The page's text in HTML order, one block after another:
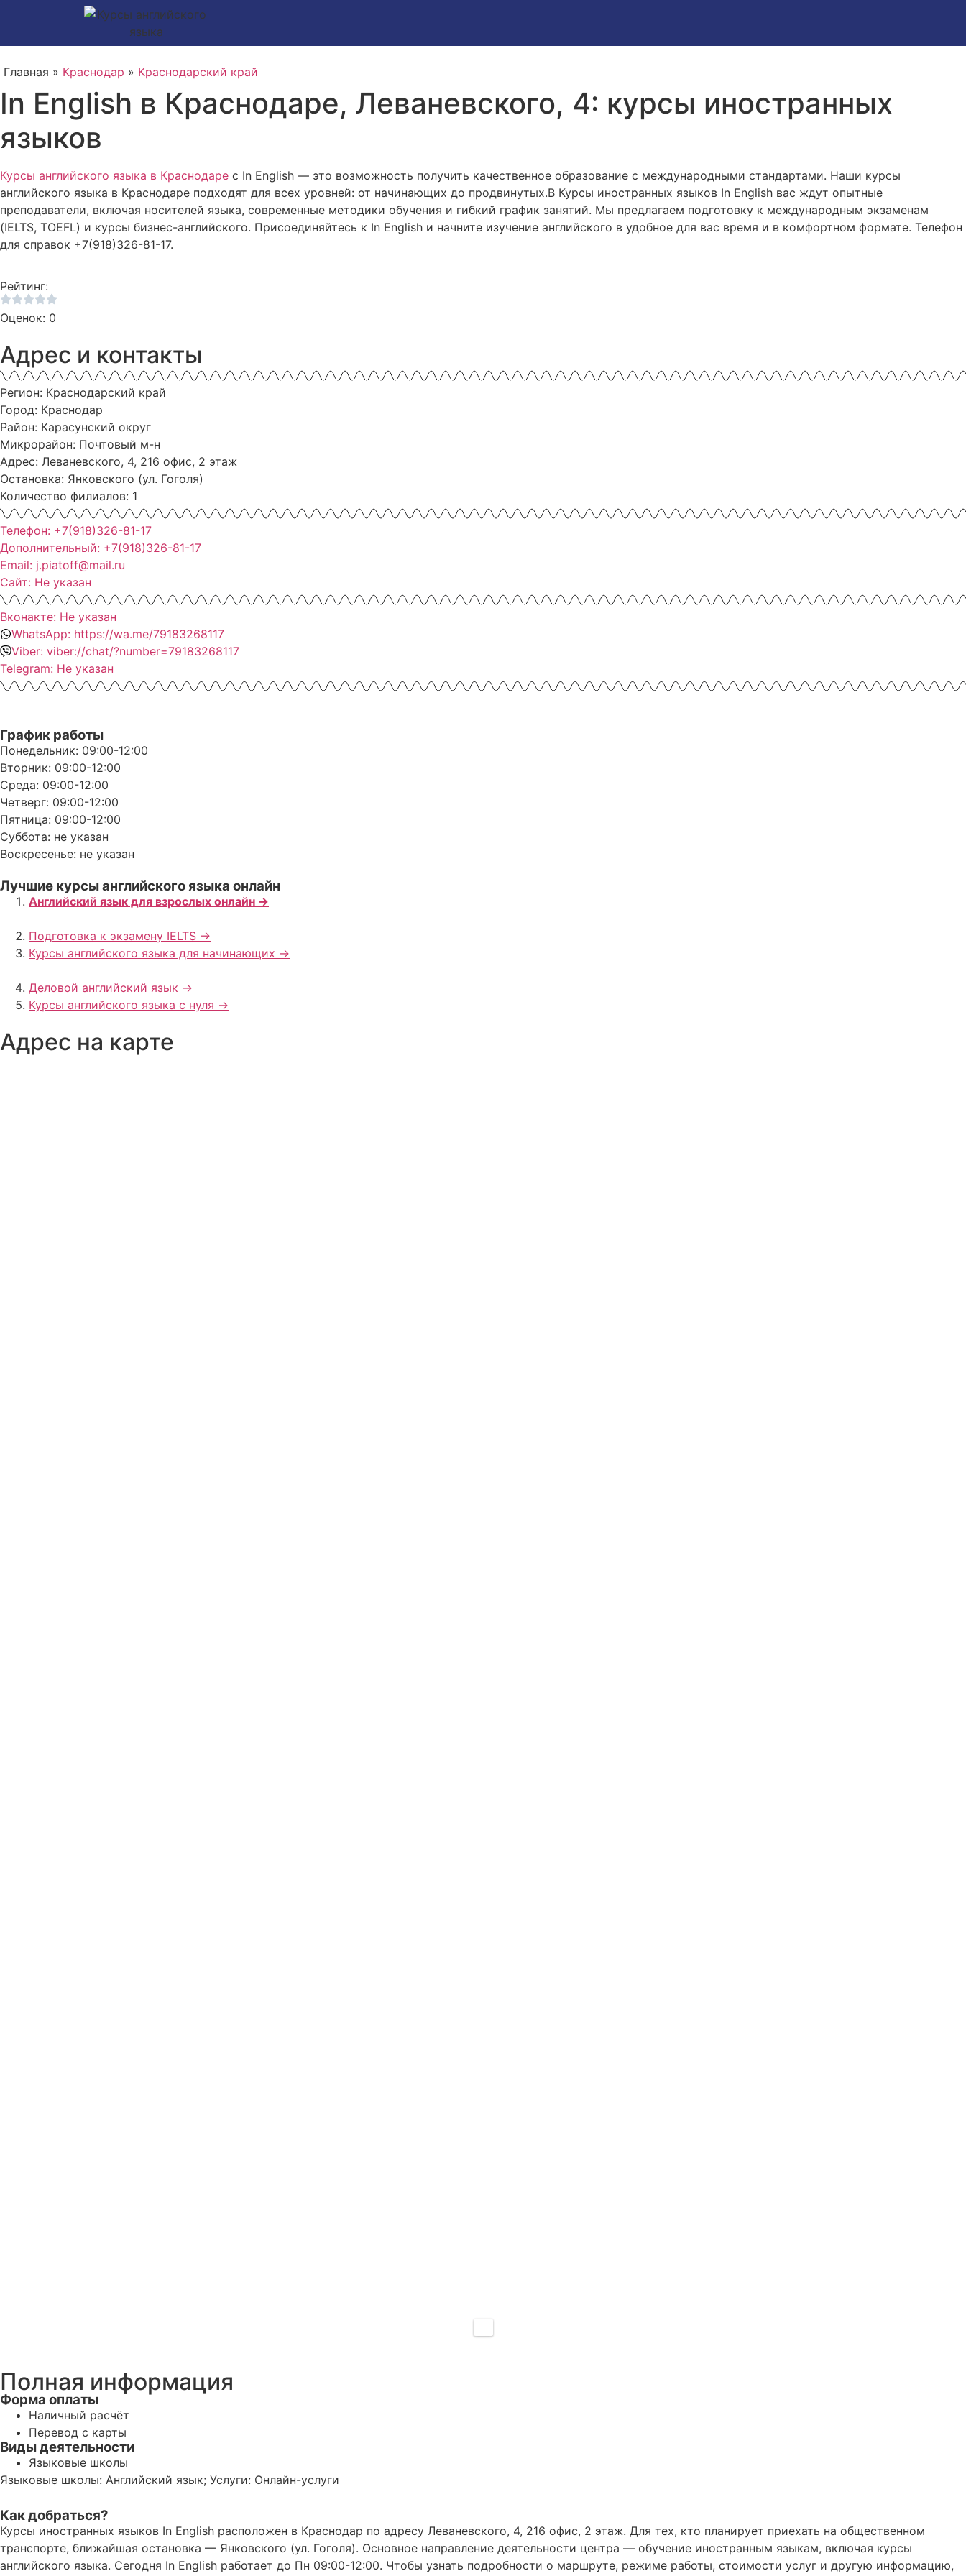
Главная » Краснодар » Краснодарский край
In English в Краснодаре, Леваневского, 4: курсы иностранных
языков
Курсы английского языка в Краснодаре с In English — это возможность получить качественное образование с международными стандартами. Наши курсы
английского языка в Краснодаре подходят для всех уровней: от начинающих до продвинутых.В Курсы иностранных языков In English вас ждут опытные
преподаватели, включая носителей языка, современные методики обучения и гибкий график занятий. Мы предлагаем подготовку к международным экзаменам
(IELTS, TOEFL) и курсы бизнес-английского. Присоединяйтесь к In English и начните изучение английского в удобное для вас время и в комфортном формате. Телефон
для справок +7(918)326-81-17.
Рейтинг:
Оценок: 0
Адрес и контакты
Регион: Краснодарский край
Город: Краснодар
Район: Карасунский округ
Микрорайон: Почтовый м-н
Адрес: Леваневского, 4, 216 офис, 2 этаж
Остановка: Янковского (ул. Гоголя)
Количество филиалов: 1
Телефон: +7(918)326-81-17
Дополнительный: +7(918)326-81-17
Email: j.piatoff@mail.ru
Сайт: Не указан
Вконакте: Не указан
WhatsApp: https://wa.me/79183268117
Viber: viber://chat/?number=79183268117
Telegram: Не указан
График работы
Понедельник: 09:00-12:00
Вторник: 09:00-12:00
Среда: 09:00-12:00
Четверг: 09:00-12:00
Пятница: 09:00-12:00
Суббота: не указан
Воскресенье: не указан
Лучшие курсы английского языка онлайн
Английский язык для взрослых онлайн ->
Подготовка к экзамену IELTS ->
Курсы английского языка для начинающих ->
Деловой английский язык ->
Курсы английского языка с нуля ->
Адрес на карте
Полная информация
Форма оплаты
Наличный расчёт
Перевод с карты
Виды деятельности
Языковые школы
Языковые школы: Английский язык; Услуги: Онлайн-услуги
Как добраться?
Курсы иностранных языков In English расположен в Краснодар по адресу Леваневского, 4, 216 офис, 2 этаж. Для тех, кто планирует приехать на общественном
транспорте, ближайшая остановка — Янковского (ул. Гоголя). Основное направление деятельности центра — обучение иностранным языкам, включая курсы
английского языка. Сегодня In English работает до Пн 09:00-12:00. Чтобы узнать подробности о маршруте, режиме работы, стоимости услуг и другую информацию,